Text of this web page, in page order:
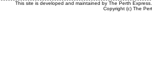
This site is developed and maintained by The Perth
Copyright (c) The